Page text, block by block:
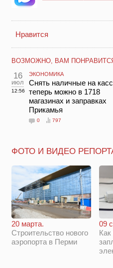
Нравится
ВОЗМОЖНО, ВАМ
16
июл
12:56
ЭКОНОМИКА
Снять наличные на
теперь можно в 1718
магазинах и заправках
Прикамья
0 797
ФОТО И ВИДЕО
20 марта.
Строительство нового
аэропорта в Перми
09